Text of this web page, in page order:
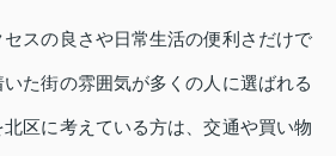
スの良さや日常生活の便利さだけで
た街の雰囲気が多くの人に選ばれる
区に考えている方は、交通や買い物